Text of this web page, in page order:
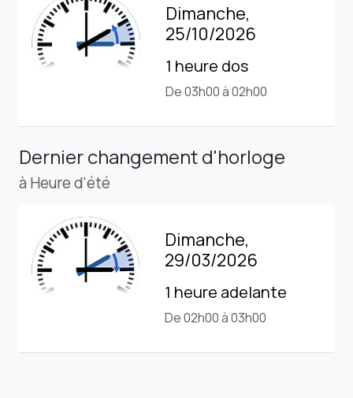
Dimanche,
25/10/2026
1 heure dos
De 03h00 à 02h00
Dernier changement d'horloge
à Heure d'été
Dimanche,
29/03/2026
1 heure adelante
De 02h00 à 03h00